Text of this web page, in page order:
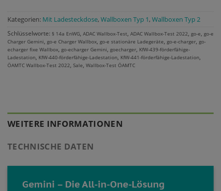
Kategorien: Mit Ladesteckdose, Wallboxen Typ 1, Wallboxen Typ 2
Schlüsselworte: § 14a EnWG, ADAC Wallbox-Test, ADAC Wallbox-Test 2022, go-e, go-e
Charger Gemini, go-e Charger Wallbox, go-e stationäre Ladegeräte, go-e-charger, go-
echarger fixe Wallbox, go-echarger Gemini, goecharger, KfW-439-förderfähige-
Ladestation, KfW-440-förderfähige-Ladestation, KfW-441-förderfähige-Ladestation,
ÖAMTC Wallbox-Test 2022, Sale, Wallbox-Test ÖAMTC
WEITERE INFORMATIONEN
TECHNISCHE DATEN
Gemini – Die All-in-One-Lösung